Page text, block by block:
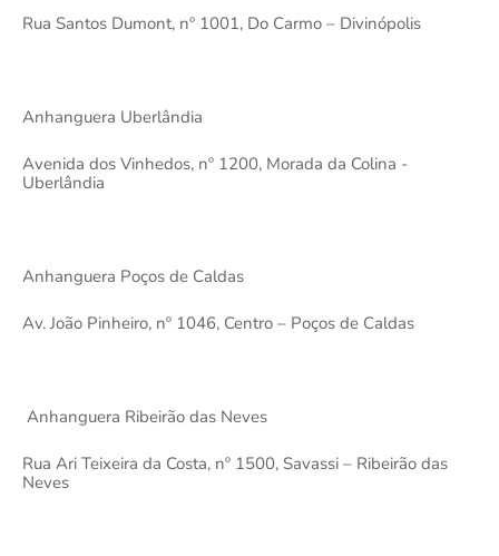
Rua Santos Dumont, nº 1001, Do Carmo – Divinópolis
Anhanguera Uberlândia
Avenida dos Vinhedos, nº 1200, Morada da Colina -
Uberlândia
Anhanguera Poços de Caldas
Av. João Pinheiro, nº 1046, Centro – Poços de Caldas
Anhanguera Ribeirão das Neves
Rua Ari Teixeira da Costa, nº 1500, Savassi – Ribeirão das
Neves